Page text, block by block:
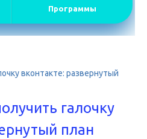
Программы
вконтакте: развернутый
галочку
план